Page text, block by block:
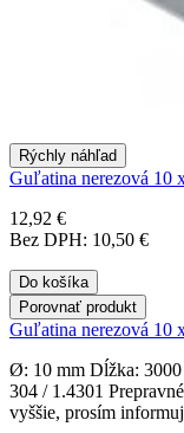
Rýchly náhľad
Guľatina nerezová 10
12,92 €
Bez DPH: 10,50 €
Do košíka
Porovnať produkt
Guľatina nerezová 10
Ø: 10 mm Dĺžka:
304 / 1.4301
vyššie, prosím